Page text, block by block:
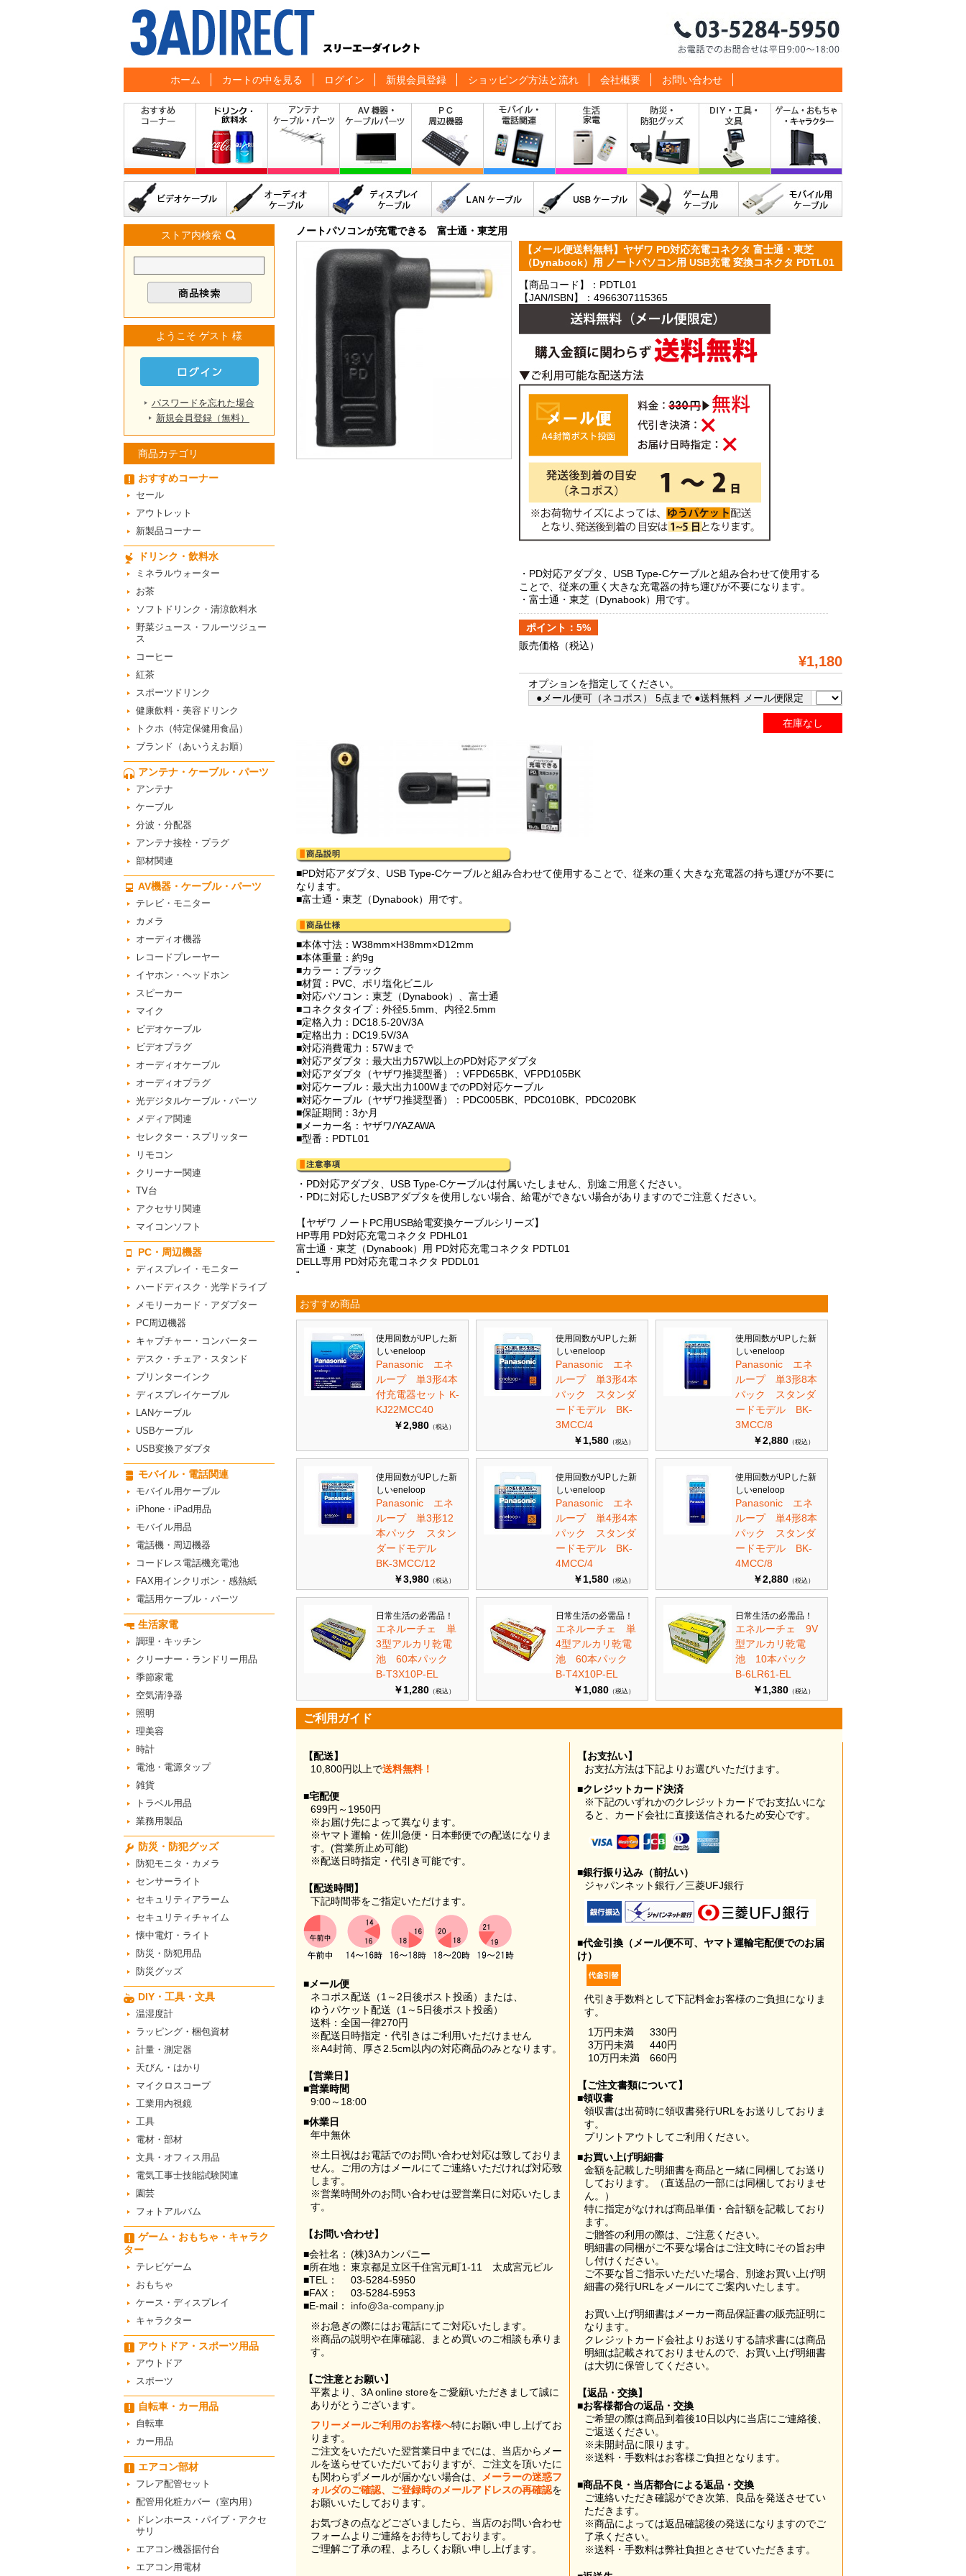
ホーム カートの中を見る ログイン 新規会員登録 ショッピング方法と流れ 会社概要 お問い合わせ
ストア内検索
ようこそ ゲスト 様
パスワードを忘れた場合
新規会員登録（無料）
商品カテゴリ
おすすめコーナー
セール
アウトレット
新製品コーナー
ドリンク・飲料水
ミネラルウォーター
お茶
ソフトドリンク・清涼飲料水
野菜ジュース・フルーツジュー
ス
コーヒー
紅茶
スポーツドリンク
健康飲料・美容ドリンク
トクホ（特定保健用食品）
ブランド（あいうえお順）
アンテナ・ケーブル・パーツ
アンテナ
ケーブル
分波・分配器
アンテナ接栓・プラグ
部材関連
AV機器・ケーブル・パーツ
テレビ・モニター
カメラ
オーディオ機器
レコードプレーヤー
イヤホン・ヘッドホン
スピーカー
マイク
ビデオケーブル
ビデオプラグ
オーディオケーブル
オーディオプラグ
光デジタルケーブル・パーツ
メディア関連
セレクター・スプリッター
リモコン
クリーナー関連
TV台
アクセサリ関連
マイコンソフト
PC・周辺機器
ディスプレイ・モニター
ハードディスク・光学ドライブ
メモリーカード・アダプター
PC周辺機器
キャプチャー・コンバーター
デスク・チェア・スタンド
プリンターインク
ディスプレイケーブル
LANケーブル
USBケーブル
USB変換アダプタ
モバイル・電話関連
モバイル用ケーブル
iPhone・iPad用品
モバイル用品
電話機・周辺機器
コードレス電話機充電池
FAX用インクリボン・感熱紙
電話用ケーブル・パーツ
生活家電
調理・キッチン
クリーナー・ランドリー用品
季節家電
空気清浄器
照明
理美容
時計
電池・電源タップ
雑貨
トラベル用品
業務用製品
防災・防犯グッズ
防犯モニタ・カメラ
センサーライト
セキュリティアラーム
セキュリティチャイム
懐中電灯・ライト
防災・防犯用品
防災グッズ
DIY・工具・文具
温湿度計
ラッピング・梱包資材
計量・測定器
天びん・はかり
マイクロスコープ
工業用内視鏡
工具
電材・部材
文具・オフィス用品
電気工事士技能試験関連
園芸
フォトアルバム
ゲーム・おもちゃ・キャラク
ター
テレビゲーム
おもちゃ
ケース・ディスプレイ
キャラクター
アウトドア・スポーツ用品
アウトドア
スポーツ
自転車・カー用品
自転車
カー用品
エアコン部材
フレア配管セット
配管用化粧カバー（室内用）
ドレンホース・パイプ・アクセ
サリ
エアコン機器据付台
エアコン用電材
ノートパソコンが充電できる 富士通・東芝用
【メール便送料無料】ヤザワ PD対応充電コネクタ 富士通・東芝
（Dynabook）用 ノートパソコン用 USB充電 変換コネクタ PDTL01
【商品コード】：PDTL01
【JAN/ISBN】：4966307115365
・PD対応アダプタ、USB Type-Cケーブルと組み合わせて使用する
ことで、従来の重く大きな充電器の持ち運びが不要になります。
・富士通・東芝（Dynabook）用です。
ポイント：5%
販売価格 （税込）
¥1,180
オプションを指定してください。
●メール便可（ネコポス） 5点まで ●送料無料 メール便限定
在庫なし
■PD対応アダプタ、USB Type-Cケーブルと組み合わせて使用することで、従来の重く大きな充電器の持ち運びが不要に
なります。
■富士通・東芝（Dynabook）用です。
■本体寸法：W38mm×H38mm×D12mm
■本体重量：約9g
■カラー：ブラック
■材質：PVC、ポリ塩化ビニル
■対応パソコン：東芝（Dynabook）、富士通
■コネクタタイプ：外径5.5mm、内径2.5mm
■定格入力：DC18.5-20V/3A
■定格出力：DC19.5V/3A
■対応消費電力：57Wまで
■対応アダプタ：最大出力57W以上のPD対応アダプタ
■対応アダプタ（ヤザワ推奨型番）：VFPD65BK、VFPD105BK
■対応ケーブル：最大出力100WまでのPD対応ケーブル
■対応ケーブル（ヤザワ推奨型番）：PDC005BK、PDC010BK、PDC020BK
■保証期間：3か月
■メーカー名：ヤザワ/YAZAWA
■型番：PDTL01
・PD対応アダプタ、USB Type-Cケーブルは付属いたしません、別途ご用意ください。
・PDに対応したUSBアダプタを使用しない場合、給電ができない場合がありますのでご注意ください。
【ヤザワ ノートPC用USB給電変換ケーブルシリーズ】
HP専用 PD対応充電コネクタ PDHL01
富士通・東芝（Dynabook）用 PD対応充電コネクタ PDTL01
DELL専用 PD対応充電コネクタ PDDL01
“
おすすめ商品
使用回数がUPした新
しいeneloop
Panasonic エネ
ループ 単3形4本
付充電器セット K-
KJ22MCC40
￥2,980 （税込）
使用回数がUPした新
しいeneloop
Panasonic エネ
ループ 単3形4本
パック スタンダ
ードモデル BK-
3MCC/4
￥1,580 （税込）
使用回数がUPした新
しいeneloop
Panasonic エネ
ループ 単3形8本
パック スタンダ
ードモデル BK-
3MCC/8
￥2,880 （税込）
使用回数がUPした新
しいeneloop
Panasonic エネ
ループ 単3形12
本パック スタン
ダードモデル
BK-3MCC/12
￥3,980 （税込）
使用回数がUPした新
しいeneloop
Panasonic エネ
ループ 単4形4本
パック スタンダ
ードモデル BK-
4MCC/4
￥1,580 （税込）
使用回数がUPした新
しいeneloop
Panasonic エネ
ループ 単4形8本
パック スタンダ
ードモデル BK-
4MCC/8
￥2,880 （税込）
日常生活の必需品！
エネルーチェ 単
3型アルカリ乾電
池 60本パック
B-T3X10P-EL
￥1,280 （税込）
日常生活の必需品！
エネルーチェ 単
4型アルカリ乾電
池 60本パック
B-T4X10P-EL
￥1,080 （税込）
日常生活の必需品！
エネルーチェ 9V
型アルカリ乾電
池 10本パック
B-6LR61-EL
￥1,380 （税込）
ご利用ガイド
【配送】
10,800円以上で送料無料！
■宅配便
699円～1950円
※お届け先によって異なります。
※ヤマト運輸・佐川急便・日本郵便での配送になりま
す。(営業所止め可能)
※配送日時指定・代引き可能です。
【配送時間】
下記時間帯をご指定いただけます。
■メール便
ネコポス配送（1～2日後ポスト投函）または、
ゆうパケット配送（1～5日後ポスト投函）
送料：全国一律270円
※配送日時指定・代引きはご利用いただけません
※A4封筒、厚さ2.5cm以内の対応商品のみとなります。
【営業日】
■営業時間
9:00～18:00
■休業日
年中無休
※土日祝はお電話でのお問い合わせ対応は致しておりま
せん。ご用の方はメールにてご連絡いただければ対応致
します。
※営業時間外のお問い合わせは翌営業日に対応いたしま
す。
【お問い合わせ】
■会社名： (株)3Aカンパニー
■所在地： 東京都足立区千住宮元町1-11 太成宮元ビル
■TEL：
03-5284-5950
■FAX：
03-5284-5953
■E-mail：
info@3a-company.jp
※お急ぎの際にはお電話にてご対応いたします。
※商品の説明や在庫確認、まとめ買いのご相談も承りま
す。
【ご注意とお願い】
平素より、3A online storeをご愛顧いただきまして誠に
ありがとうございます。
フリーメールご利用のお客様へ特にお願い申し上げてお
ります。
ご注文をいただいた翌営業日中までには、当店からメー
ルを送らせていただいておりますが、ご注文を頂いたに
も関わらずメールが届かない場合は、
メーラーの迷惑フ
ォルダのご確認、ご登録時のメールアドレスの再確認を
お願いいたしております。
お気づきの点などございましたら、当店のお問い合わせ
フォームよりご連絡をお待ちしております。
ご理解ご了承の程、よろしくお願い申し上げます。
【お支払い】
お支払方法は下記よりお選びいただけます。
■クレジットカード決済
※下記のいずれかのクレジットカードでお支払いにな
ると、カード会社に直接送信されるため安心です。
■銀行振り込み（前払い）
ジャパンネット銀行／三菱UFJ銀行
■代金引換（メール便不可、ヤマト運輸宅配便でのお届
け）
代引き手数料として下記料金お客様のご負担になりま
す。
1万円未満
330円
3万円未満
440円
10万円未満
660円
【ご注文書類について】
■領収書
領収書は出荷時に領収書発行URLをお送りしておりま
す。
プリントアウトしてご利用ください。
■お買い上げ明細書
金額を記載した明細書を商品と一緒に同梱してお送り
しております。（直送品の一部には同梱しておりませ
ん。）
特に指定がなければ商品単価・合計額を記載しており
ます。
ご贈答の利用の際は、ご注意ください。
明細書の同梱がご不要な場合はご注文時にその旨お申
し付けください。
ご不要な旨ご指示いただいた場合、別途お買い上げ明
細書の発行URLをメールにてご案内いたします。
お買い上げ明細書はメーカー商品保証書の販売証明に
なります。
クレジットカード会社よりお送りする請求書には商品
明細は記載されておりませんので、お買い上げ明細書
は大切に保管してください。
【返品・交換】
■お客様都合の返品・交換
ご希望の際は商品到着後10日以内に当店にご連絡後、
ご返送ください。
※未開封品に限ります。
※送料・手数料はお客様ご負担となります。
■商品不良・当店都合による返品・交換
ご連絡いただき確認ができ次第、良品を発送させてい
ただきます。
※商品によっては返品確認後の発送になりますのでご
了承ください。
※送料・手数料は弊社負担とさせていただきます。